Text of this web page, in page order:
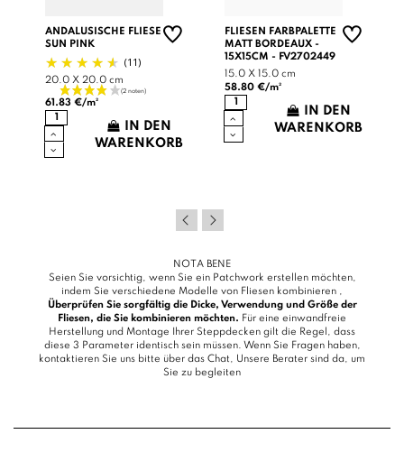
ANDALUSISCHE FLIESE
SUN PINK
(11)
20.0 X 20.0 cm
61.83 €/m²
IN DEN
WARENKORB
FLIESEN FARBPALETTE
MATT BORDEAUX -
15X15CM - FV2702449
15.0 X 15.0 cm
58.80 €/m²
IN DEN
WARENKORB
NOTA BENE
Seien Sie vorsichtig, wenn Sie ein Patchwork erstellen möchten,
indem Sie verschiedene Modelle von Fliesen kombinieren ,
Überprüfen Sie sorgfältig die Dicke, Verwendung und Größe der
Fliesen, die Sie kombinieren möchten. Für eine einwandfreie
Herstellung und Montage Ihrer Steppdecken gilt die Regel, dass
diese 3 Parameter identisch sein müssen. Wenn Sie Fragen haben,
kontaktieren Sie uns bitte über das Chat, Unsere Berater sind da, um
Sie zu begleiten